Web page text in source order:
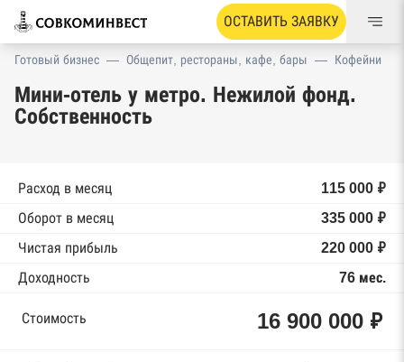
ОСТАВИТЬ ЗАЯВКУ
Готовый бизнес — Общепит, рестораны, кафе, бары — Кофейни
Мини-отель у метро. Нежилой фонд.
Собственность
Расход в месяц
115 000 ₽
Оборот в месяц
335 000 ₽
Чистая прибыль
220 000 ₽
Доходность
76 мес.
Стоимость 16 900 000 ₽